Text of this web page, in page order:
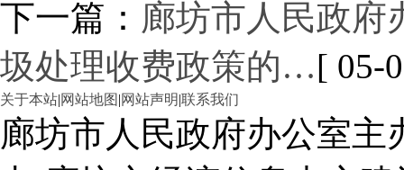
下一篇： 廊坊市人民政府
圾处理收费政策的…[ 05-
关于本站|网站地图 |网站声明|联系我们
廊坊市人民政府办公室